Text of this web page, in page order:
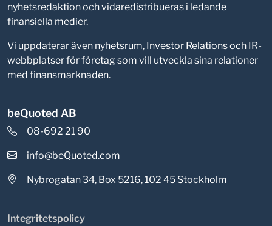
nyhetsredaktion och vidaredistribueras i ledande
finansiella medier.
Vi uppdaterar även nyhetsrum, Investor Relations och IR-
webbplatser för företag som vill utveckla sina relationer
med finansmarknaden.
beQuoted AB
08-692 21 90
info@beQuoted.com
Nybrogatan 34, Box 5216, 102 45 Stockholm
Integritetspolicy